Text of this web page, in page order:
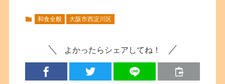
和食全般 大阪市西淀川区
よかったらシェアしてね！